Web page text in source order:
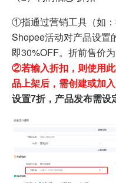
①指通过营销工具（如
Shopee活动对产品设置
即30%OFF。折前售价
②若输入折扣，则使用
品上架后，需创建或加入
设置7折，产品发布需设